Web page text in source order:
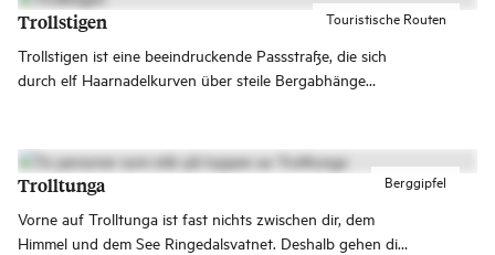
die schönen Strände von Vigra die Menschen anzieht.Touristische Routen
Trollstigen
Trollstigen ist eine beeindruckende Passstraße, die sich
durch elf Haarnadelkurven über steile Bergabhänge
Berggipfel
Trolltunga
Vorne auf Trolltunga ist fast nichts zwischen dir, dem
Himmel und dem See Ringedalsvatnet. Deshalb gehen die